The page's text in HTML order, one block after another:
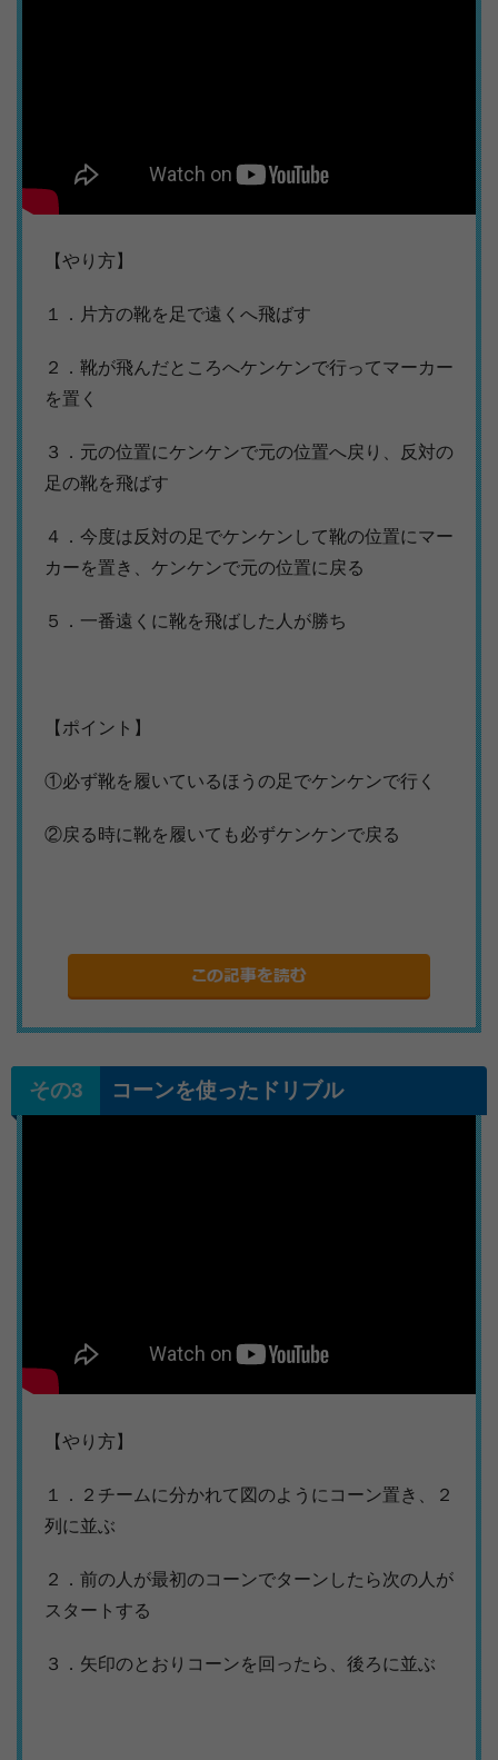
【やり方】
１．片方の靴を足で遠くへ飛ばす
２．靴が飛んだところへケンケンで行ってマーカー
を置く
３．元の位置にケンケンで元の位置へ戻り、反対の
足の靴を飛ばす
４．今度は反対の足でケンケンして靴の位置にマー
カーを置き、ケンケンで元の位置に戻る
５．一番遠くに靴を飛ばした人が勝ち
【ポイント】
①必ず靴を履いているほうの足でケンケンで行く
②戻る時に靴を履いても必ずケンケンで戻る
コーンを使ったドリブル
【やり方】
１．２チームに分かれて図のようにコーン置き、２
列に並ぶ
２．前の人が最初のコーンでターンしたら次の人が
スタートする
３．矢印のとおりコーンを回ったら、後ろに並ぶ